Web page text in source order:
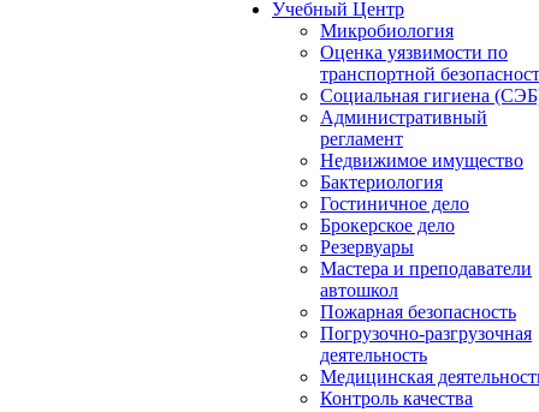
Учебный Центр
Микробиология
Оценка уязвимости по
транспортной
Социальная гигиена
Административный
регламент
Недвижимое имущество
Бактериология
Гостиничное дело
Брокерское дело
Резервуары
Мастера и преподаватели
автошкол
Пожарная безопасность
Погрузочно-разгрузочная
деятельность
Медицинская
Контроль качества